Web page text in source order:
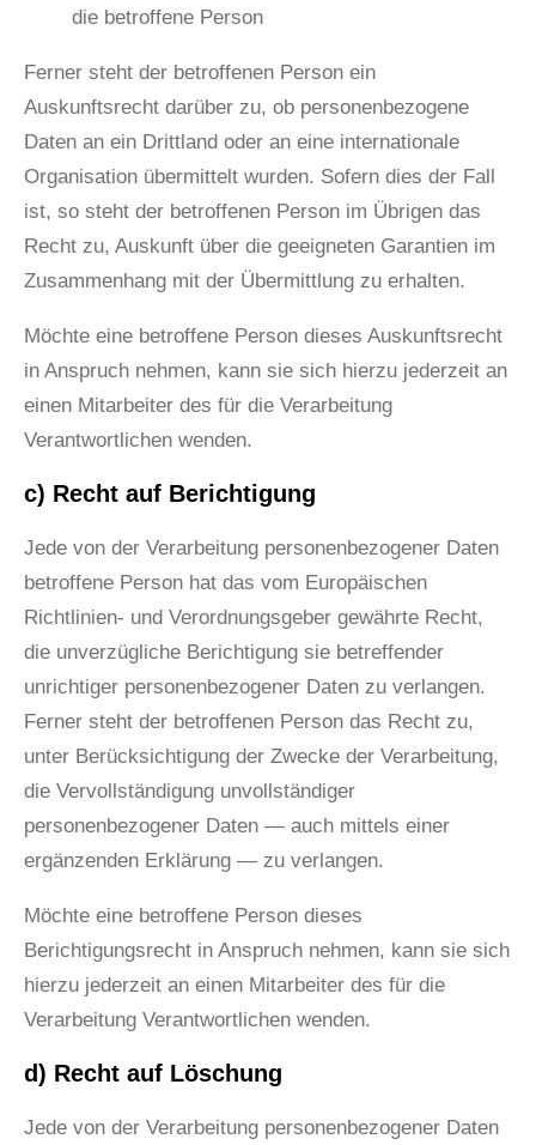
die betroffene Person
Ferner steht der betroffenen Person ein
Auskunftsrecht darüber zu, ob personenbezogene
Daten an ein Drittland oder an eine internationale
Organisation übermittelt wurden. Sofern dies der Fall
ist, so steht der betroffenen Person im Übrigen das
Recht zu, Auskunft über die geeigneten Garantien im
Zusammenhang mit der Übermittlung zu erhalten.
Möchte eine betroffene Person dieses Auskunftsrecht
in Anspruch nehmen, kann sie sich hierzu jederzeit an
einen Mitarbeiter des für die Verarbeitung
Verantwortlichen wenden.
c) Recht auf Berichtigung
Jede von der Verarbeitung personenbezogener Daten
betroffene Person hat das vom Europäischen
Richtlinien- und Verordnungsgeber gewährte Recht,
die unverzügliche Berichtigung sie betreffender
unrichtiger personenbezogener Daten zu verlangen.
Ferner steht der betroffenen Person das Recht zu,
unter Berücksichtigung der Zwecke der Verarbeitung,
die Vervollständigung unvollständiger
personenbezogener Daten — auch mittels einer
ergänzenden Erklärung — zu verlangen.
Möchte eine betroffene Person dieses
Berichtigungsrecht in Anspruch nehmen, kann sie sich
hierzu jederzeit an einen Mitarbeiter des für die
Verarbeitung Verantwortlichen wenden.
d) Recht auf Löschung
Jede von der Verarbeitung personenbezogener Daten